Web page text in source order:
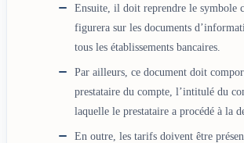
Ensuite, il doit reprendre le symbole
figurera sur les documents
tous les établissements bancaires.
Par ailleurs, ce document doit
prestataire du compte, l’intitulé du
laquelle le prestataire a procédé à la
En outre, les tarifs doivent être